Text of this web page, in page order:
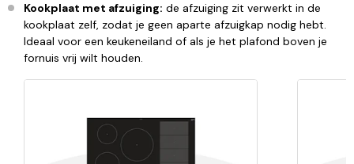
Kookplaat met afzuiging: de afzuiging zit verwerkt in de
kookplaat zelf, zodat je geen aparte afzuigkap nodig hebt.
Ideaal voor een keukeneiland of als je het plafond boven je
fornuis vrij wilt houden.